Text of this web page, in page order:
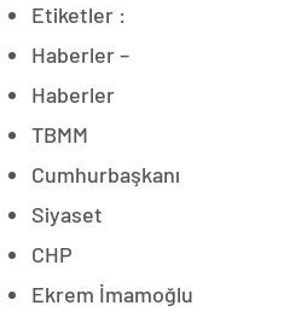
Etiketler :
Haberler –
Haberler
TBMM
Cumhurbaşkanı
Siyaset
CHP
Ekrem İmamoğlu